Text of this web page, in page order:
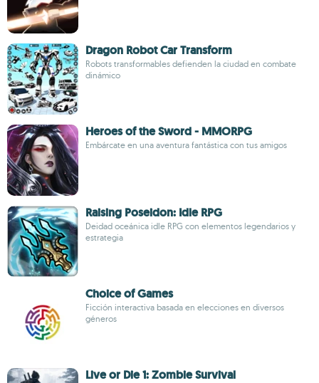
Dragon Robot Car Transform
Robots transformables defienden la ciudad en combate
dinámico
Heroes of the Sword - MMORPG
Embárcate en una aventura fantástica con tus amigos
Raising Poseidon: Idle RPG
Deidad oceánica idle RPG con elementos legendarios y
estrategia
Choice of Games
Ficción interactiva basada en elecciones en diversos
géneros
Live or Die 1: Zombie Survival